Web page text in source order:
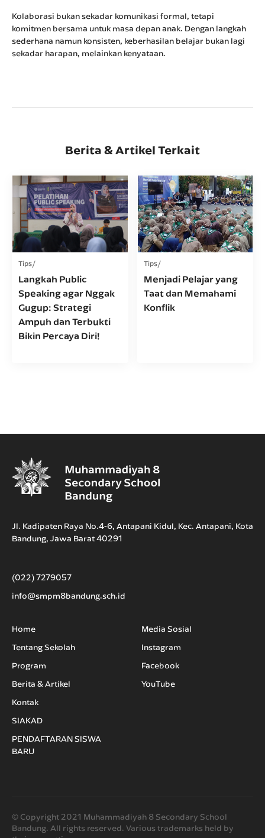
Kolaborasi bukan sekadar komunikasi formal, tetapi
komitmen bersama untuk masa depan anak. Dengan langkah
sederhana namun konsisten, keberhasilan belajar bukan lagi
sekadar harapan, melainkan kenyataan.
Berita & Artikel Terkait
Tips
Langkah Public
Speaking agar Nggak
Gugup: Strategi
Ampuh dan Terbukti
Bikin Percaya Diri!
Tips
Menjadi Pelajar yang
Taat dan Memahami
Konflik
Jl. Kadipaten Raya No.4-6, Antapani Kidul, Kec. Antapani, Kota
Bandung, Jawa Barat 40291
(022) 7279057
info@smpm8bandung.sch.id
Home
Tentang Sekolah
Program
Berita & Artikel
Kontak
SIAKAD
PENDAFTARAN SISWA
BARU
Media Sosial
Instagram
Facebook
YouTube
© Copyright 2021 Muhammadiyah 8 Secondary School
Bandung. All rights reserved. Various trademarks held by